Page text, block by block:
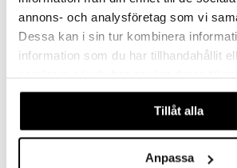
annons- och analysföretag som vi
Dessa kan i sin tur kombinera
information som du har tillhandahållit
våra cookies vid fortsatt användande
Tillåt alla
Anpassa
Original Source Vanilla & Raspberry Shower
ORIGINAL SOURCE ORIGINAL